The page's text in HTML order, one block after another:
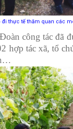
đi thực tế thăm quan các
công tác đã
hợp tác xã, tổ